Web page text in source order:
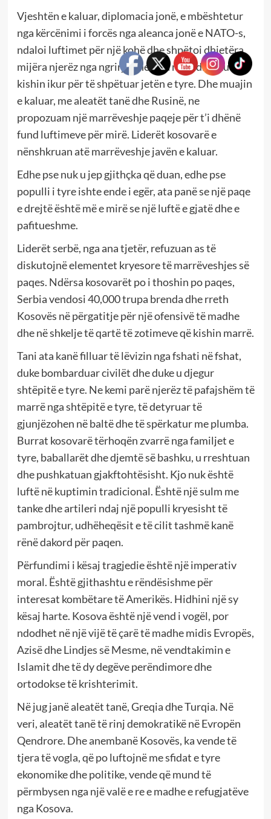
Vjeshtën e kaluar, diplomacia jonë, e mbështetur
nga kërcënimi i forcës nga aleanca jonë e NATO-s,
ndaloi luftimet për një kohë dhe shpëtoi dhjetëra
mijëra njerëz nga ngrirja dhe uria në kodrat ku
kishin ikur për të shpëtuar jetën e tyre. Dhe muajin
e kaluar, me aleatët tanë dhe Rusinë, ne
propozuam një marrëveshje paqeje për t’i dhënë
fund luftimeve për mirë. Liderët kosovarë e
nënshkruan atë marrëveshje javën e kaluar.
Edhe pse nuk u jep gjithçka që duan, edhe pse
populli i tyre ishte ende i egër, ata panë se një paqe
e drejtë është më e mirë se një luftë e gjatë dhe e
pafitueshme.
Liderët serbë, nga ana tjetër, refuzuan as të
diskutojnë elementet kryesore të marrëveshjes së
paqes. Ndërsa kosovarët po i thoshin po paqes,
Serbia vendosi 40,000 trupa brenda dhe rreth
Kosovës në përgatitje për një ofensivë të madhe
dhe në shkelje të qartë të zotimeve që kishin marrë.
Tani ata kanë filluar të lëvizin nga fshati në fshat,
duke bombarduar civilët dhe duke u djegur
shtëpitë e tyre. Ne kemi parë njerëz të pafajshëm të
marrë nga shtëpitë e tyre, të detyruar të
gjunjëzohen në baltë dhe të spërkatur me plumba.
Burrat kosovarë tërhoqën zvarrë nga familjet e
tyre, baballarët dhe djemtë së bashku, u rreshtuan
dhe pushkatuan gjakftohtësisht. Kjo nuk është
luftë në kuptimin tradicional. Është një sulm me
tanke dhe artileri ndaj një populli kryesisht të
pambrojtur, udhëheqësit e të cilit tashmë kanë
rënë dakord për paqen.
Përfundimi i kësaj tragjedie është një imperativ
moral. Është gjithashtu e rëndësishme për
interesat kombëtare të Amerikës. Hidhini një sy
kësaj harte. Kosova është një vend i vogël, por
ndodhet në një vijë të çarë të madhe midis Evropës,
Azisë dhe Lindjes së Mesme, në vendtakimin e
Islamit dhe të dy degëve perëndimore dhe
ortodokse të krishterimit.
Në jug janë aleatët tanë, Greqia dhe Turqia. Në
veri, aleatët tanë të rinj demokratikë në Evropën
Qendrore. Dhe anembanë Kosovës, ka vende të
tjera të vogla, që po luftojnë me sfidat e tyre
ekonomike dhe politike, vende që mund të
përmbysen nga një valë e re e madhe e refugjatëve
nga Kosova.